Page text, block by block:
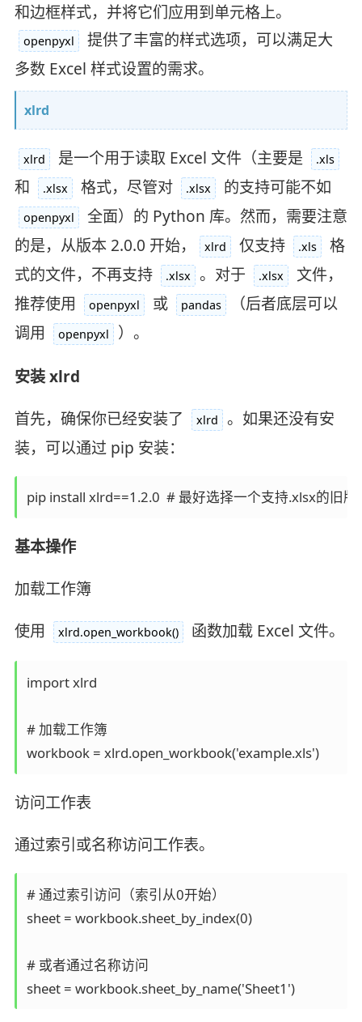
和边框样式，并将它们应用到单元格上。
openpyxl
提供了丰富的样式选项，可以满足大
多数 Excel 样式设置的需求。
xlrd
xlrd 是一个用于读取 Excel 文件（主要是 .xls
和 .xlsx 格式，尽管对 .xlsx 的支持可能不如
openpyxl
全面）的 Python 库。然而，需要注意
的是，从版本 2.0.0 开始，
xlrd 仅支持 .xls
格
式的文件，不再支持
.xlsx 。对于 .xlsx
文件，
推荐使用
openpyxl 或 pandas
（后者底层可以
调用
openpyxl ）。
安装 xlrd
首先，确保你已经安装了
xlrd
。如果还没有安
装，可以通过 pip 安装：
pip install xlrd==1.2.0  # 最好选择一个支持.xlsx的旧版
基本操作
加载工作簿
使用
xlrd.open_workbook() 函数加载 Excel 文件。
import xlrd
# 加载工作簿
workbook = xlrd.open_workbook('example.xls')
访问工作表
通过索引或名称访问工作表。
# 通过索引访问（索引从0开始）
sheet = workbook.sheet_by_index(0)
# 或者通过名称访问
sheet = workbook.sheet_by_name('Sheet1')